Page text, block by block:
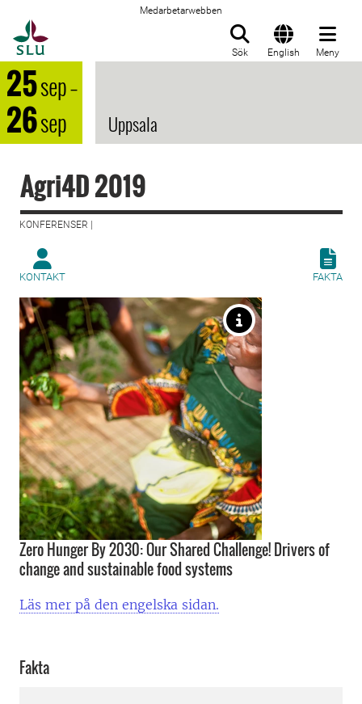
Medarbetarwebben
Sök English Meny
25sep–
26sep Uppsala
Agri4D 2019
KONFERENSER |
KONTAKT FAKTA
Zero Hunger By 2030: Our Shared Challenge! Drivers of
change and sustainable food systems
Läs mer på den engelska sidan.
Fakta